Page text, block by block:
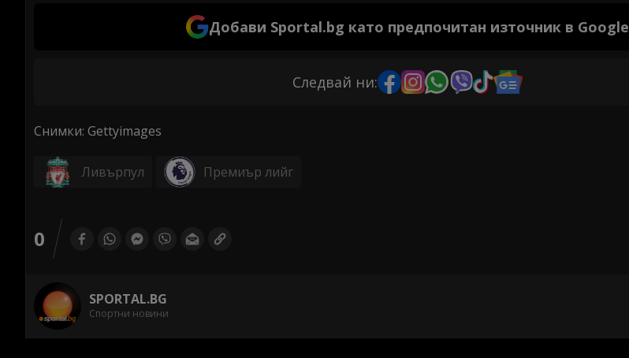
Добави Sportal.bg като предпочитан източник в Google
Следвай ни:
Снимки: Gettyimages
Ливърпул Премиър лийг
0
SPORTAL.BG
Спортни новини